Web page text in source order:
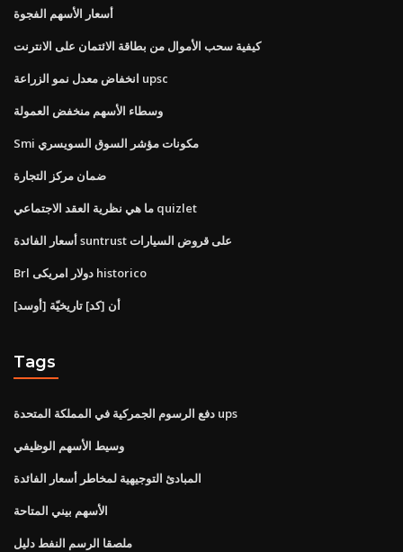
أسعار الأسهم الفجوة
كيفية سحب الأموال من بطاقة الائتمان على الانترنت
انخفاض معدل نمو الزراعة upsc
وسطاء الأسهم منخفض العمولة
Smi مكونات مؤشر السوق السويسري
ضمان مركز التجارة
ما هي نظرية العقد الاجتماعي quizlet
أسعار الفائدة suntrust على قروض السيارات
Brl دولار امريكى historico
[أوسد] أن [كد] تاريخيّة
Tags
دفع الرسوم الجمركية في المملكة المتحدة ups
وسيط الأسهم الوظيفي
المبادئ التوجيهية لمخاطر أسعار الفائدة
الأسهم بيني المتاحة
ملصقا الرسم النفط دليل